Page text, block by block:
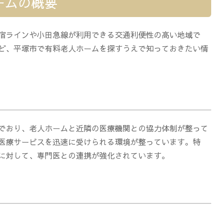
ラインや小田急線が利用できる交通利便性の高い地域で
、平塚市で有料老人ホームを探すうえで知っておきたい情
おり、老人ホームと近隣の医療機関との協力体制が整って
療サービスを迅速に受けられる環境が整っています。特
して、専門医との連携が強化されています。